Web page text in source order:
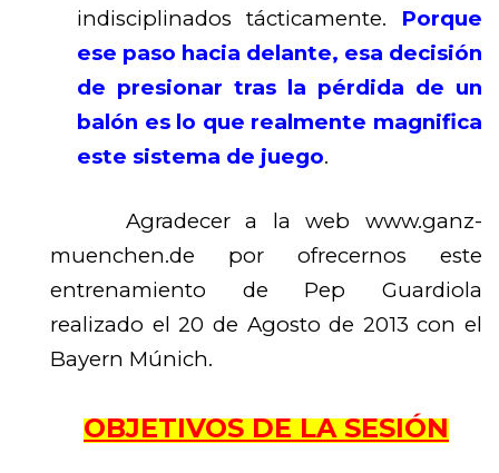
indisciplinados tácticamente. Porque
ese paso hacia delante, esa decisión
de presionar tras la pérdida de un
balón es lo que realmente magnifica
este sistema de juego.
Agradecer a la web www.ganz-
muenchen.de por ofrecernos este
entrenamiento de Pep Guardiola
realizado el 20 de Agosto de 2013 con el
Bayern Múnich.
OBJETIVOS DE LA SESIÓN